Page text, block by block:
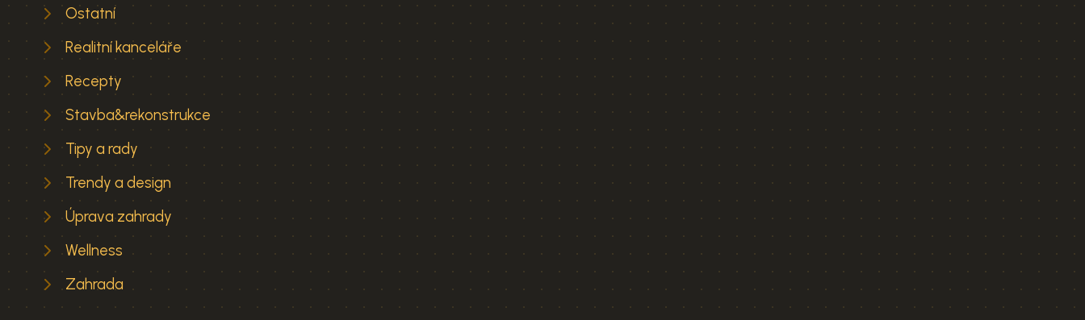
Ostatní
Realitní kanceláře
Recepty
Stavba&rekonstrukce
Tipy a rady
Trendy a design
Úprava zahrady
Wellness
Zahrada